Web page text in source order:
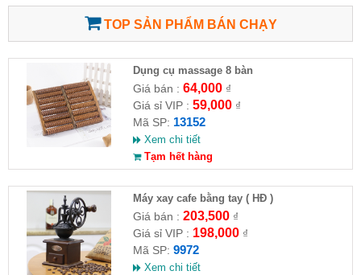
TOP SẢN PHẨM BÁN CHẠY
Dụng cụ massage 8 bàn
Giá bán : 64,000₫
Giá sỉ VIP : 59,000₫
Mã SP: 13152
Xem chi tiết
Tạm hết hàng
Máy xay cafe bằng tay ( HĐ )
Giá bán : 203,500₫
Giá sỉ VIP : 198,000₫
Mã SP: 9972
Xem chi tiết